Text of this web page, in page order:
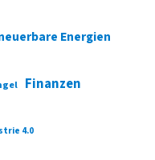
Energien
Finanzen
4.0